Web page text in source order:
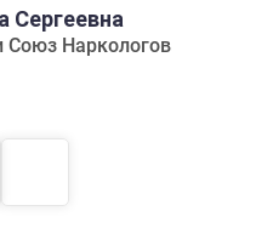
Сергеевна
Союз Наркологов